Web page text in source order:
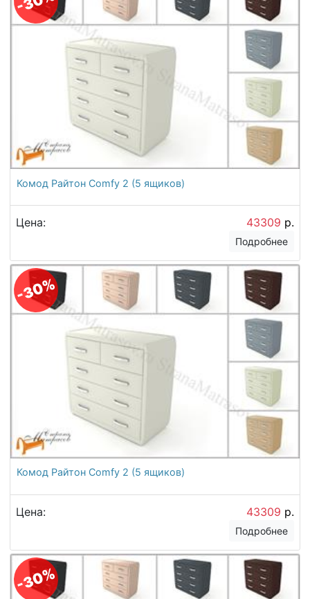
Комод Райтон Comfy 2 (5 ящиков)
Цена: 43309 р.
Подробнее
-30%
Комод Райтон Comfy 2 (5 ящиков)
Цена: 43309 р.
Подробнее
-30%